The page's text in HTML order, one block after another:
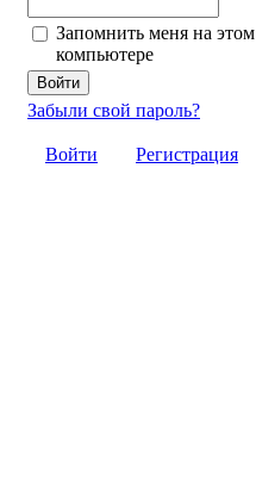
Запомнить меня на этом
компьютере
Забыли свой пароль?
Войти Регистрация